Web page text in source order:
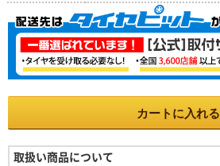
カートに入れる
取扱い商品について